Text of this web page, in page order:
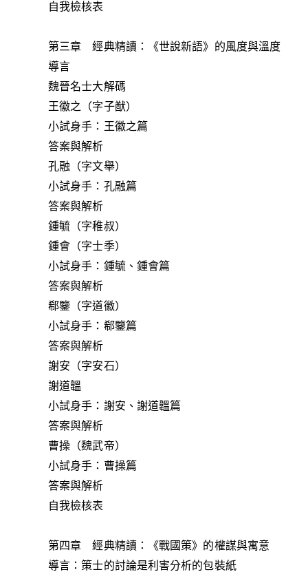
自我檢核表
第三章 經典精讀：《世說新語》的風度與溫度
導言
魏晉名士大解碼
王徽之（字子猷）
小試身手：王徽之篇
答案與解析
孔融（字文舉）
小試身手：孔融篇
答案與解析
鍾毓（字稚叔）
鍾會（字士季）
小試身手：鍾毓、鍾會篇
答案與解析
郗鑒（字道徽）
小試身手：郗鑒篇
答案與解析
謝安（字安石）
謝道韞
小試身手：謝安、謝道韞篇
答案與解析
曹操（魏武帝）
小試身手：曹操篇
答案與解析
自我檢核表
第四章 經典精讀：《戰國策》的權謀與寓意
導言：策士的討論是利害分析的包裝紙